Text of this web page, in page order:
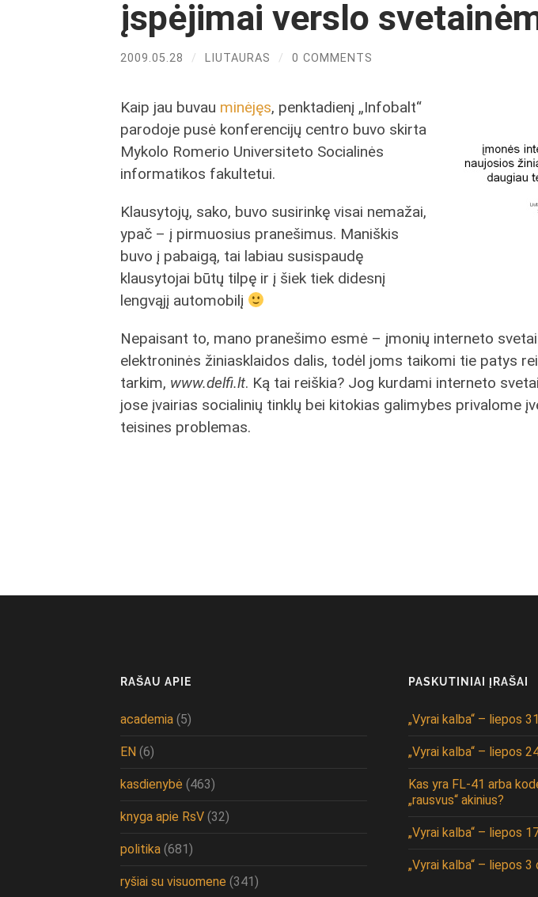
įspėjimai verslo
2009.05.28 / LIUTAURAS / 0 COMMENTS
Kaip jau buvau minėjęs, penktadienį „Infobalt“
parodoje pusė konferencijų centro buvo skirta
Mykolo Romerio Universiteto Socialinės
informatikos fakultetui.
Klausytojų, sako, buvo susirinkę visai nemažai,
ypač – į pirmuosius pranešimus. Maniškis
buvo į pabaigą, tai labiau susispaudę
klausytojai būtų tilpę ir į šiek tiek didesnį
lengvąjį automobilį
Nepaisant to, mano pranešimo esmė – įmonių interneto
elektroninės žiniasklaidos dalis, todėl joms taikomi tie patys
tarkim, www.delfi.lt. Ką tai reiškia? Jog kurdami interneto
jose įvairias socialinių tinklų bei kitokias galimybes privalome
teisines problemas.
RAŠAU APIE
academia (5)
EN (6)
kasdienybė (463)
knyga apie RsV (32)
politika (681)
ryšiai su visuomene (341)
PASKUTINIAI ĮRAŠAI
„Vyrai kalba“ – liepos
„Vyrai kalba“ – liepos
Kas yra FL-41 arba
„rausvus“ akinius?
„Vyrai kalba“ – liepos
„Vyrai kalba“ – liepos 3